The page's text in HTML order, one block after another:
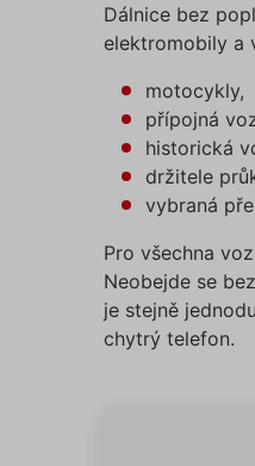
Dálnice bez
elektromobily a
motocykly,
přípojná
historická
držitele
vybraná
Pro všechna
Neobejde se
je stejně
chytrý telefon.